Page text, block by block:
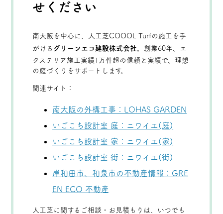
せください
南大阪を中心に、人工芝COOOL Turfの施工を手
がける グリーンエコ建設株式会社 。創業60年、エ
クステリア施工実績1万件超の信頼と実績で、理想
の庭づくりをサポートします。
関連サイト：
南大阪の外構工事：LOHAS GARDEN
いごこち設計室 庭：ニワイエ(庭)
いごこち設計室 家：ニワイエ(家)
いごこち設計室 街：ニワイエ(街)
岸和田市、和泉市の不動産情報：GRE
EN ECO 不動産
人工芝に関するご相談・お見積もりは、いつでも